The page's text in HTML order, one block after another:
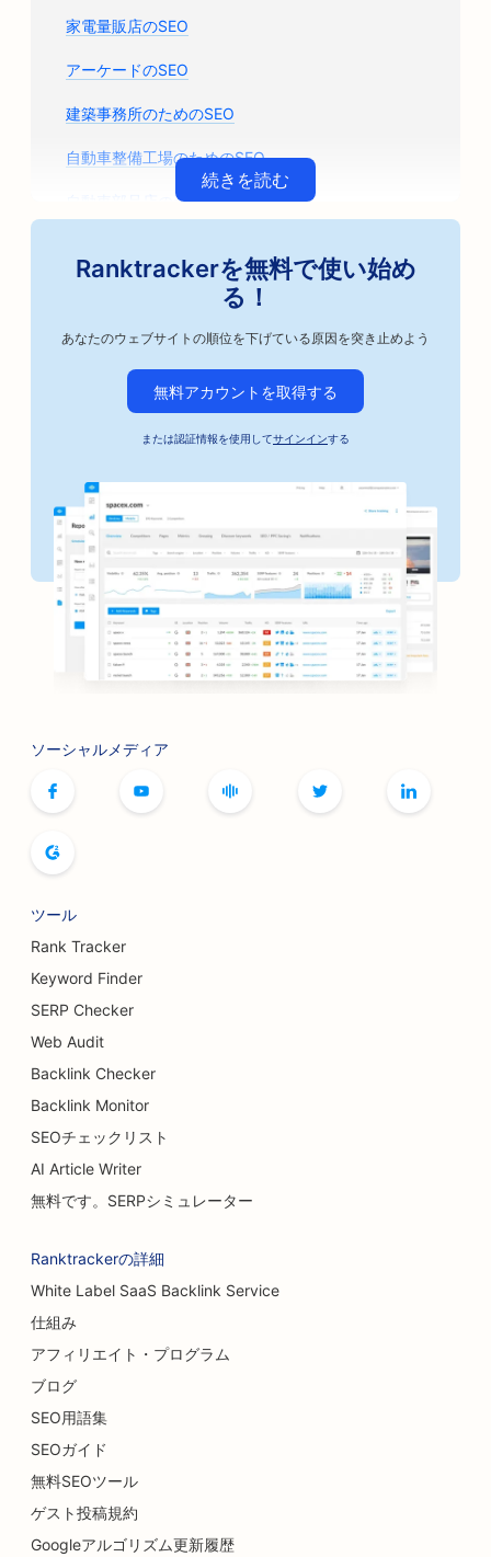
家電量販店のSEO
アーケードのSEO
建築事務所のためのSEO
自動車整備工場のためのSEO
自動車部品店のためのSEO
自動車修理工場のためのSEO
アーティザン・コーヒー・ロースターのためのSEO
保釈保証サービスのSEO
理髪店のためのSEO
銀行向けSEO
書店のためのSEO
焼肉店のSEO
ボードゲームカフェのSEO
パン・ベーカリーのためのSEO
豊胸手術のSEO
ビュッフェレストランのSEO
ハンバーガー・トラックのSEO
ケーキショップのためのSEO
火傷外科医のためのSEO
洗車場のSEO
カフェのSEO
カーペット・フローリング店向けSEO対策
ケミカルピーリングのSEO
猫カフェのSEO
カイロプラクターのためのSEO
クリーニングサービスのSEO
続きを読む
Ranktrackerを無料で使い始め
る！
あなたのウェブサイトの順位を下げている原因を突き止めよう
無料アカウントを取得する
または認証情報を使用してサインインする
ソーシャルメディア
ツール
Rank Tracker
Keyword Finder
SERP Checker
Web Audit
Backlink Checker
Backlink Monitor
SEOチェックリスト
AI Article Writer
無料です。SERPシミュレーター
Ranktrackerの詳細
White Label SaaS Backlink Service
仕組み
アフィリエイト・プログラム
ブログ
SEO用語集
SEOガイド
無料SEOツール
ゲスト投稿規約
Googleアルゴリズム更新履歴